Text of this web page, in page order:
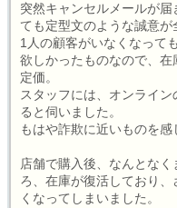
突然キャンセルメールが
ても定型文のような誠意が
1人の顧客がいなくなって
欲しかったものなので、
定価。
スタッフには、オンライ
ると伺いました。
もはや詐欺に近いものを感
店舗で購入後、なんとな
ろ、在庫が復活しており
くなってしまいました。